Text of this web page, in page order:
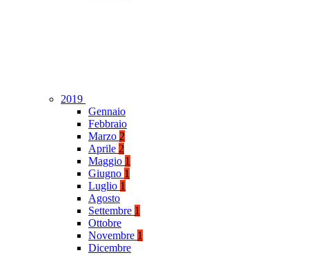
2019
Gennaio
Febbraio
Marzo 2
Aprile 2
Maggio 1
Giugno 1
Luglio 1
Agosto
Settembre 1
Ottobre
Novembre 1
Dicembre